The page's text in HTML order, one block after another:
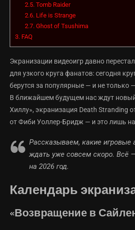
2.5. Tomb Raider
2.6. Life is Strange
2.7. Ghost of Tsushima
3. FAQ
Экранизации видеоигр давно
для узкого круга фанатов: сегодня
берутся за популярные — и не
В ближайшем будущем нас ждут
Хиллу», экранизация Death Stranding
от Фиби Уоллер-Бридж — и это лишь
Рассказываем, какие игровые
ждать уже совсем скоро. Всё
на 2026 год.
Календарь
«Возвращение в